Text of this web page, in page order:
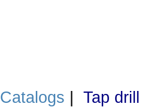
Catalogs Tap